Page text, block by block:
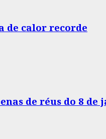
de calor recorde
de réus do 8 de